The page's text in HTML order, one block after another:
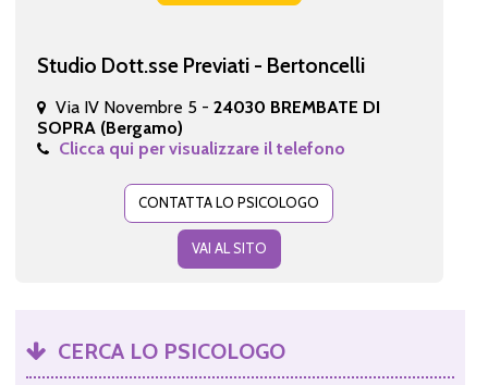
Studio Dott.sse Previati - Bertoncelli
Via IV Novembre 5 - 24030 BREMBATE DI
SOPRA (Bergamo)
Clicca qui per visualizzare il telefono
CONTATTA LO PSICOLOGO
VAI AL SITO
CERCA LO PSICOLOGO